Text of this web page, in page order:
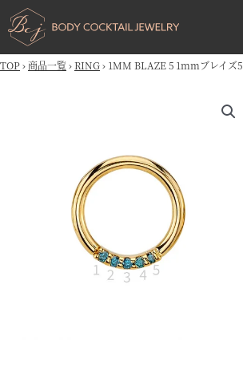
TOP›商品一覧 ›RING› 1MM BLAZE 5 1mmブレイズ5